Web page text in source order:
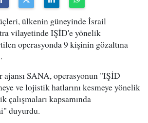
ülkenin güneyinde İsrail
vilayetinde IŞİD'e yönelik
operasyonda 9 kişinin gözaltına
ajansı SANA, operasyonun "IŞİD
ve lojistik hatlarını kesmeye yönelik
çalışmaları kapsamında
duyurdu.